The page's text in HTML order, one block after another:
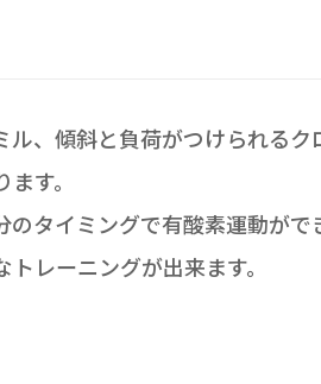
、傾斜と負荷がつけられるク
す。
タイミングで有酸素運動がで
レーニングが出来ます。